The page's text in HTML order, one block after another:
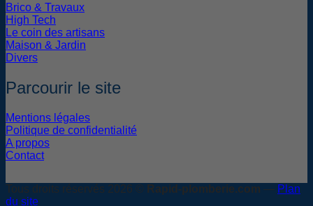
Brico & Travaux
High Tech
Le coin des artisans
Maison & Jardin
Divers
Parcourir le site
Mentions légales
Politique de confidentialité
A propos
Contact
Tous droits réservés 2026 © Rapid-plomberie.com — Plan
du site